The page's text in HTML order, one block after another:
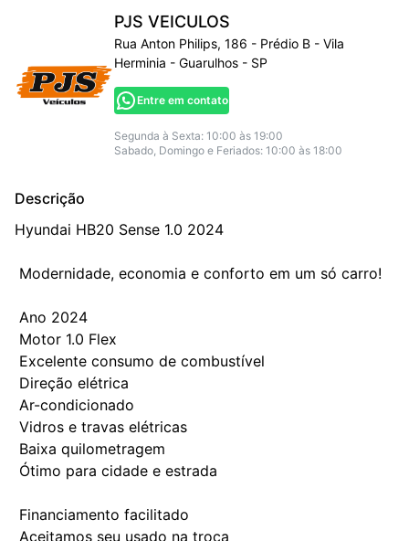
PJS VEICULOS
Rua Anton Philips, 186 - Prédio B - Vila
Herminia - Guarulhos - SP
Entre em contato
Segunda à Sexta: 10:00 às 19:00
Sabado, Domingo e Feriados: 10:00 às 18:00
Descrição
Hyundai HB20 Sense 1.0 2024